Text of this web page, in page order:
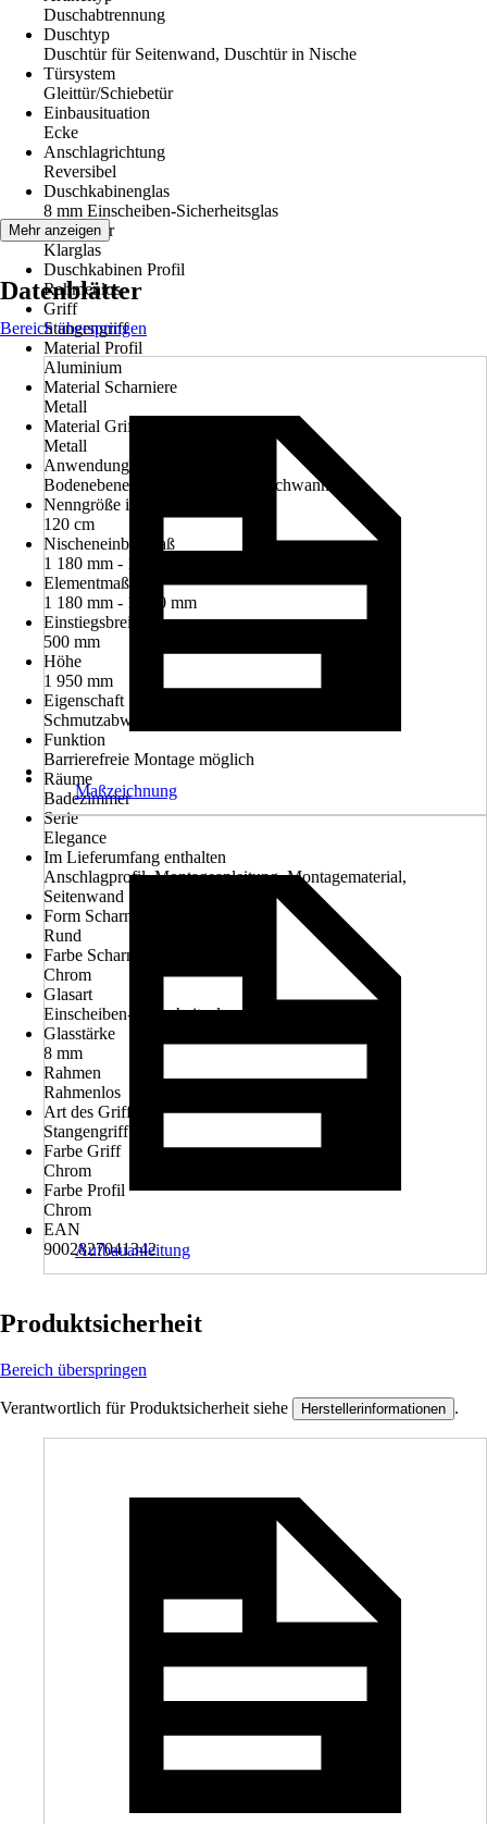
Duschabtrennung
Duschtyp
Duschtür für Seitenwand, Duschtür in Nische
Türsystem
Gleittür/Schiebetür
Einbausituation
Ecke
Anschlagrichtung
Reversibel
Duschkabinenglas
8 mm Einscheiben-Sicherheitsglas
Glasdekor
Klarglas
Duschkabinen Profil
Rahmenlos
Griff
Stangengriff
Material Profil
Aluminium
Material Scharniere
Metall
Material Griff
Metall
Anwendungsbereich
Bodenebenes Duschelement, Duschwanne
Nenngröße in cm
120 cm
Nischeneinbaumaß
1 180 mm - 1 200 mm
Elementmaß
1 180 mm - 1 200 mm
Einstiegsbreite
500 mm
Höhe
1 950 mm
Eigenschaft
Schmutzabweisende Glasbeschichtung
Funktion
Barrierefreie Montage möglich
Räume
Badezimmer
Serie
Elegance
Im Lieferumfang enthalten
Anschlagprofil, Montageanleitung, Montagematerial,
Seitenwand
Form Scharniere
Rund
Farbe Scharniere
Chrom
Glasart
Einscheiben-Sicherheitsglas
Glasstärke
8 mm
Rahmen
Rahmenlos
Art des Griffs
Stangengriff
Farbe Griff
Chrom
Farbe Profil
Chrom
EAN
9002827041342
Mehr anzeigen
Datenblätter
Bereich überspringen
Maßzeichnung
Aufbauanleitung
Produktsicherheit
Bereich überspringen
Verantwortlich für Produktsicherheit siehe Herstellerinformationen .